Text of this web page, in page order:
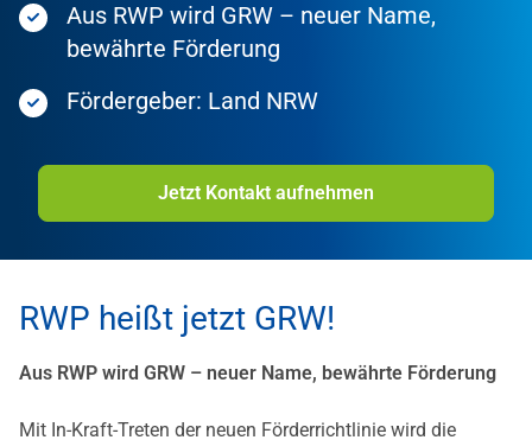
Aus RWP wird GRW – neuer Name,
bewährte Förderung
Fördergeber: Land NRW
Jetzt Kontakt aufnehmen
RWP heißt jetzt GRW!
Aus RWP wird GRW – neuer Name, bewährte Förderung
Mit In-Kraft-Treten der neuen Förderrichtlinie wird die